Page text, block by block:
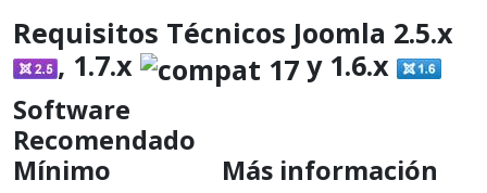
Requisitos Técnicos Joomla 2.5.x
, 1.7.x
y 1.6.x
Software
Recomendado
Mínimo Más información